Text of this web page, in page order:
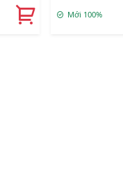
Mới 100%